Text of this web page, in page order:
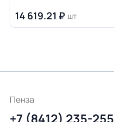
14 619.21 ₽ шт
Пенза